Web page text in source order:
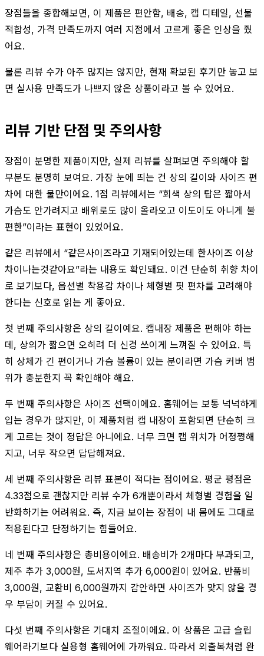
장점들을 종합해보면, 이 제품은 편안함, 배송, 캡 디테일, 선물
적합성, 가격 만족도까지 여러 지점에서 고르게 좋은 인상을 줬
어요.
물론 리뷰 수가 아주 많지는 않지만, 현재 확보된 후기만 놓고 보
면 실사용 만족도가 나쁘지 않은 상품이라고 볼 수 있어요.
리뷰 기반 단점 및 주의사항
장점이 분명한 제품이지만, 실제 리뷰를 살펴보면 주의해야 할
부분도 분명히 보여요. 가장 눈에 띄는 건 상의 길이와 사이즈 편
차에 대한 불만이에요. 1점 리뷰에서는 “회색 상의 탑은 짧아서
가슴도 안가려지고 배위로도 많이 올라오고 이도이도 아니게 불
편한”이라는 표현이 있었어요.
같은 리뷰에서 “같은사이즈라고 기재되어있는데 한사이즈 이상
차이나는것같아요”라는 내용도 확인돼요. 이건 단순히 취향 차이
로 보기보다, 옵션별 착용감 차이나 체형별 핏 편차를 고려해야
한다는 신호로 읽는 게 좋아요.
첫 번째 주의사항은 상의 길이예요. 캡내장 제품은 편해야 하는
데, 상의가 짧으면 오히려 더 신경 쓰이게 느껴질 수 있어요. 특
히 상체가 긴 편이거나 가슴 볼륨이 있는 분이라면 가슴 커버 범
위가 충분한지 꼭 확인해야 해요.
두 번째 주의사항은 사이즈 선택이에요. 홈웨어는 보통 넉넉하게
입는 경우가 많지만, 이 제품처럼 캡 내장이 포함되면 단순히 크
게 고르는 것이 정답은 아니에요. 너무 크면 캡 위치가 어정쩡해
지고, 너무 작으면 답답해져요.
세 번째 주의사항은 리뷰 표본이 적다는 점이에요. 평균 평점은
4.33점으로 괜찮지만 리뷰 수가 6개뿐이라서 체형별 경험을 일
반화하기는 어려워요. 즉, 지금 보이는 장점이 내 몸에도 그대로
적용된다고 단정하기는 힘들어요.
네 번째 주의사항은 총비용이에요. 배송비가 2개마다 부과되고,
제주 추가 3,000원, 도서지역 추가 6,000원이 있어요. 반품비
3,000원, 교환비 6,000원까지 감안하면 사이즈가 맞지 않을 경
우 부담이 커질 수 있어요.
다섯 번째 주의사항은 기대치 조절이에요. 이 상품은 고급 슬립
웨어라기보다 실용형 홈웨어에 가까워요. 따라서 외출복처럼 완